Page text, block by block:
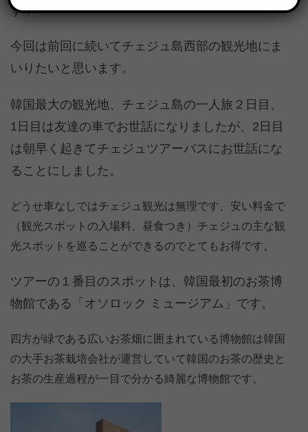
す！
今回は前回に続いてチェジュ島西部の観光地にま
いりたいと思います。
韓国最大の観光地、チェジュ島の一人旅２日目、
1日目は友達の車でお世話になりましたが、2日目
は朝早く起きてチェジュツアーバスにお世話にな
ることにしました。
どうせ車なしではチェジュ観光は無理です、安い料金で
（観光スポットの入場料、昼食つき）チェジュの主な観
光スポットを巡ることができるのでとてもお得です。
ツアーの１番目のスポットは、韓国最初のお茶博
物館である「オソロック ミュージアム」です。
四方が緑である広いお茶畑に囲まれている博物館は韓国
の大手お茶栽培会社が運営していて韓国のお茶の歴史と
お茶の生産過程が一目で分かる綺麗な博物館です。